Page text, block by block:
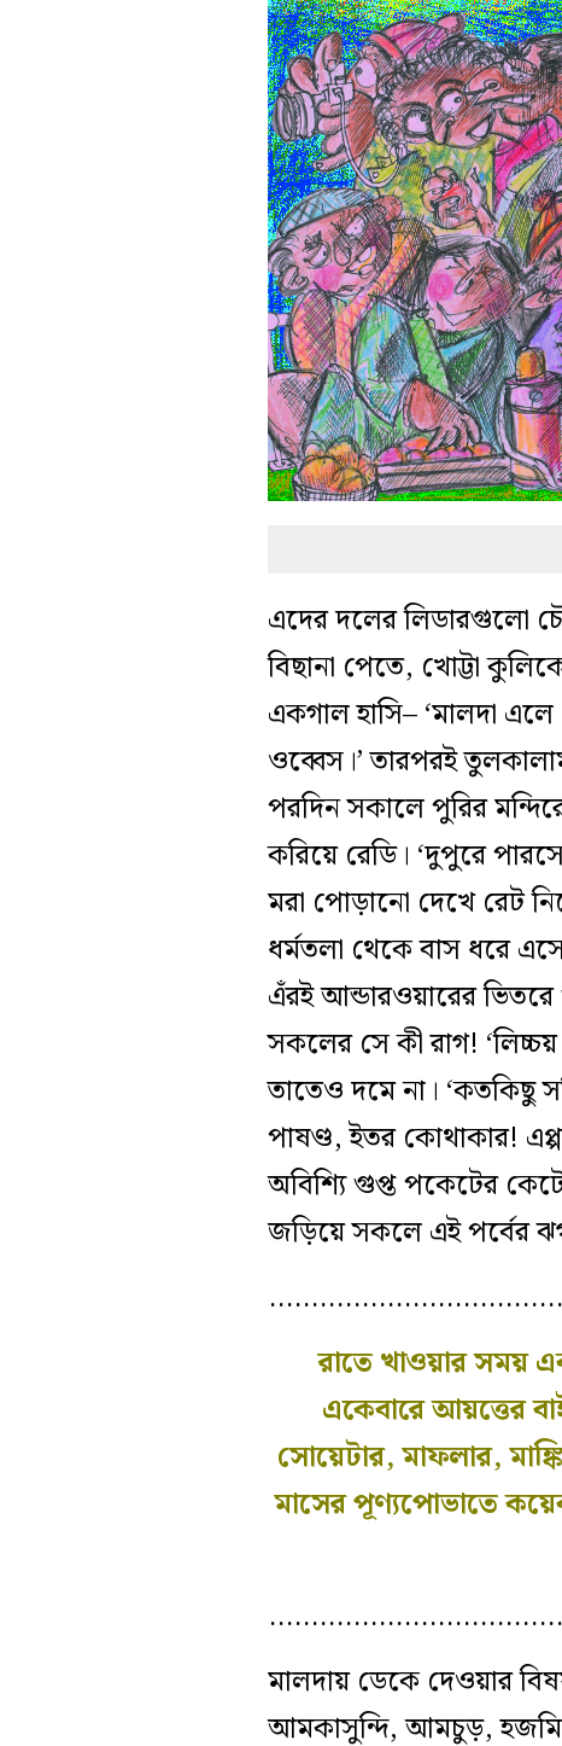
এদের দলের লিডারগুলো
বিছানা পেতে, খোট্টা
একগাল হাসি– ‘মালদা
ওব্বেস।’ তারপরই
পরদিন সকালে পুরির
করিয়ে রেডি। ‘দুপুরে
মরা পোড়ানো দেখে রেট
ধর্মতলা থেকে বাস ধরে
এঁরই আন্ডারওয়ারের
সকলের সে কী রাগ!
তাতেও দমে না। ‘কতকিছু
পাষণ্ড, ইতর কোথাকার!
অবিশ্যি গুপ্ত পকেটের
জড়িয়ে সকলে এই পর্বের
রাতে খাওয়ার সময়
একেবারে আয়ত্তের
সোয়েটার, মাফলার,
মাসের পূণ্যপোভাতে
মালদায় ডেকে দেওয়ার
আমকাসুন্দি, আমচুড়, হজমি